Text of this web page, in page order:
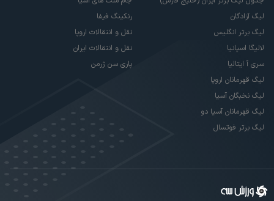
لیگ آزادگان
لیگ برتر انگلیس
لالیگا اسپانیا
سری آ ایتالیا
لیگ قهرمانان اروپا
لیگ نخبگان آسیا
لیگ قهرمانان آسیا دو
لیگ برتر فوتسال
رنکینگ فیفا
نقل و انتقالات اروپا
نقل و انتقالات ایران
پاری سن ژرمن